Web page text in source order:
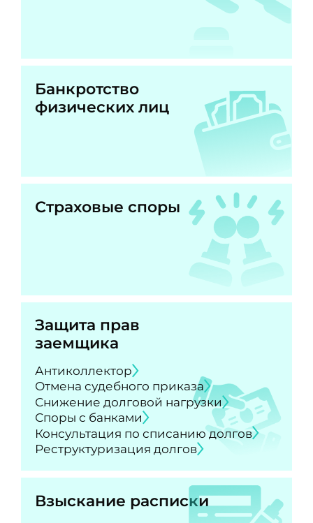
Банкротство
физических лиц
Страховые споры
Защита прав
заемщика
Антиколлектор
Отмена судебного приказа
Снижение долговой нагрузки
Споры с банками
Консультация по списанию долгов
Реструктуризация долгов
Взыскание расписки